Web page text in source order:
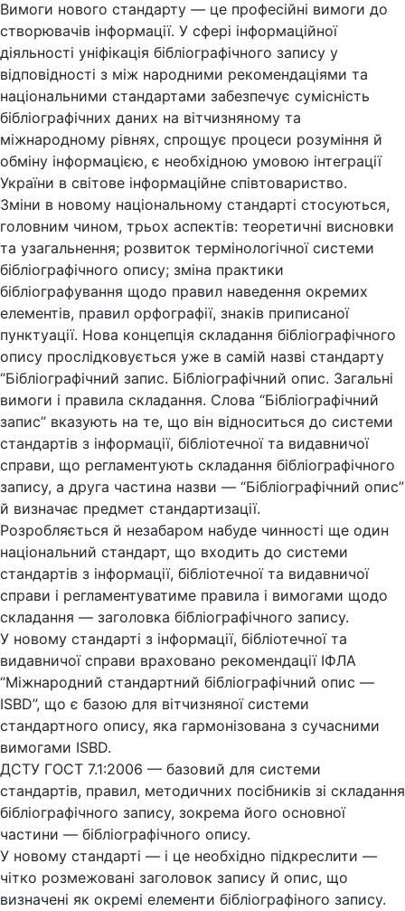
Вимоги нового стандарту — це професійні вимоги до
створювачів інформації. У сфері інформаційної
діяльності уніфікація бібліографічного запису у
відповідності з між народними рекомендаціями та
національними стандартами забезпечує сумісність
бібліографічних даних на вітчизняному та
міжнародному рівнях, спрощує процеси розуміння й
обміну інформацією, є необхідною умовою інтеграції
України в світове інформаційне співтовариство.
Зміни в новому національному стандарті стосуються,
головним чином, трьох аспектів: теоретичні висновки
та узагальнення; розвиток термінологічної системи
бібліографічного опису; зміна практики
бібліографування щодо правил наведення окремих
елементів, правил орфографії, знаків приписаної
пунктуації. Нова концепція складання бібліографічного
опису прослідковується уже в самій назві стандарту
“Бібліографічний запис. Бібліографічний опис. Загальні
вимоги і правила складання. Слова “Бібліографічний
запис” вказують на те, що він відноситься до системи
стандартів з інформації, бібліотечної та видавничої
справи, що регламентують складання бібліографічного
запису, а друга частина назви — “Бібліографічний опис”
й визначає предмет стандартизації.
Розробляється й незабаром набуде чинності ще один
національний стандарт, що входить до системи
стандартів з інформації, бібліотечної та видавничої
справи і регламентуватиме правила і вимогами щодо
складання — заголовка бібліографічного запису.
У новому стандарті з інформації, бібліотечної та
видавничої справи враховано рекомендації ІФЛА
“Міжнародний стандартний бібліографічний опис —
ISBD”, що є базою для вітчизняної системи
стандартного опису, яка гармонізована з сучасними
вимогами ISBD.
ДСТУ ГОСТ 7.1:2006 — базовий для системи
стандартів, правил, методичних посібників зі складання
бібліографічного запису, зокрема його основної
частини — бібліографічного опису.
У новому стандарті — і це необхідно підкреслити —
чітко розмежовані заголовок запису й опис, що
визначені як окремі елементи бібліографіного запису.